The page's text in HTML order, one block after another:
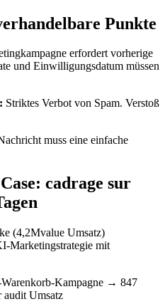
Punkte
erfordert vorherige
und Einwilligungsdatum müssen
Striktes Verbot von Spam. Verstoß
muss eine einfache
cadrage sur
(4,2Mvalue Umsatz)
Marketingstrategie mit
Warenkorb-Kampagne → 847
audit Umsatz